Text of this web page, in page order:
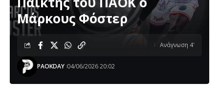
Μάρκους Φόστερ
PAOKDAY 04/06/2026 20:02
Ανάγνωση 4'